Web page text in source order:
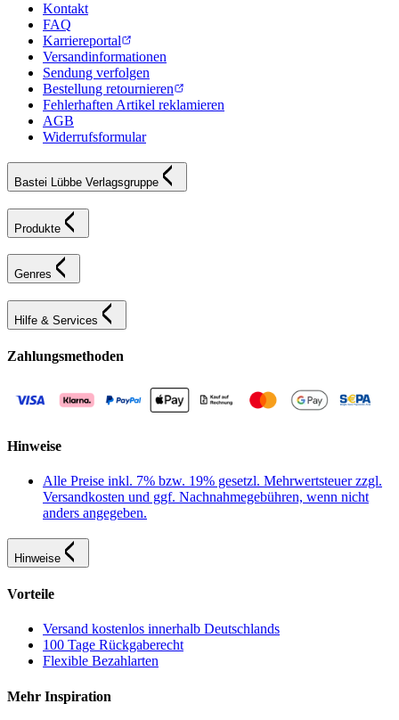
Kontakt
FAQ
Karriereportal
Versandinformationen
Sendung verfolgen
Bestellung retournieren
Fehlerhaften Artikel reklamieren
AGB
Widerrufsformular
Bastei Lübbe Verlagsgruppe
Produkte
Genres
Hilfe & Services
Zahlungsmethoden
Hinweise
Alle Preise inkl. 7% bzw. 19% gesetzl. Mehrwertsteuer zzgl.
Versandkosten und ggf. Nachnahmegebühren, wenn nicht
anders angegeben.
Hinweise
Vorteile
Versand kostenlos innerhalb Deutschlands
100 Tage Rückgaberecht
Flexible Bezahlarten
Mehr Inspiration